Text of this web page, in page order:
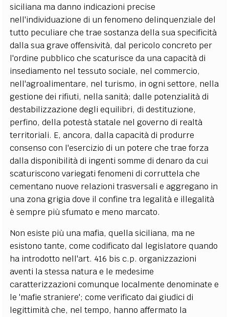
siciliana ma danno indicazioni precise
nell'individuazione di un fenomeno delinquenziale del
tutto peculiare che trae sostanza della sua specificità
dalla sua grave offensività, dal pericolo concreto per
l'ordine pubblico che scaturisce da una capacità di
insediamento nel tessuto sociale, nel commercio,
nell'agroalimentare, nel turismo, in ogni settore, nella
gestione dei rifiuti, nella sanità; dalle potenzialità di
destabilizzazione degli equilibri, di destituzione,
perfino, della potestà statale nel governo di realtà
territoriali. E, ancora, dalla capacità di produrre
consenso con l'esercizio di un potere che trae forza
dalla disponibilità di ingenti somme di denaro da cui
scaturiscono variegati fenomeni di corruttela che
cementano nuove relazioni trasversali e aggregano in
una zona grigia dove il confine tra legalità e illegalità
è sempre più sfumato e meno marcato.
Non esiste più una mafia, quella siciliana, ma ne
esistono tante, come codificato dal legislatore quando
ha introdotto nell'art. 416 bis c.p. organizzazioni
aventi la stessa natura e le medesime
caratterizzazioni comunque localmente denominate e
le 'mafie straniere'; come verificato dai giudici di
legittimità che, nel tempo, hanno affermato la